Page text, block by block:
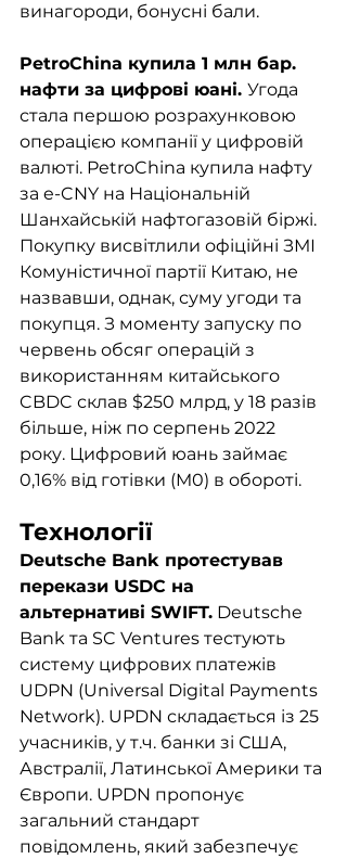
винагороди, бонусні бали.
PetroChina купила 1 млн бар.
нафти за цифрові юані. Угода
стала першою розрахунковою
операцією компанії у цифровій
валюті. PetroChina купила нафту
за e-CNY на Національній
Шанхайській нафтогазовій біржі.
Покупку висвітлили офіційні ЗМІ
Комуністичної партії Китаю, не
назвавши, однак, суму угоди та
покупця. З моменту запуску по
червень обсяг операцій з
використанням китайського
CBDC склав $250 млрд, у 18 разів
більше, ніж по серпень 2022
року. Цифровий юань займає
0,16% від готівки (M0) в обороті.
Технології
Deutsche Bank протестував
перекази USDC на
альтернативі SWIFT. Deutsche
Bank та SC Ventures тестують
систему цифрових платежів
UDPN (Universal Digital Payments
Network). UPDN складається із 25
учасників, у т.ч. банки зі США,
Австралії, Латинської Америки та
Європи. UPDN пропонує
загальний стандарт
повідомлень, який забезпечує